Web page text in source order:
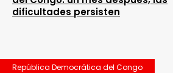
dificultades persisten
República Democrática del Congo